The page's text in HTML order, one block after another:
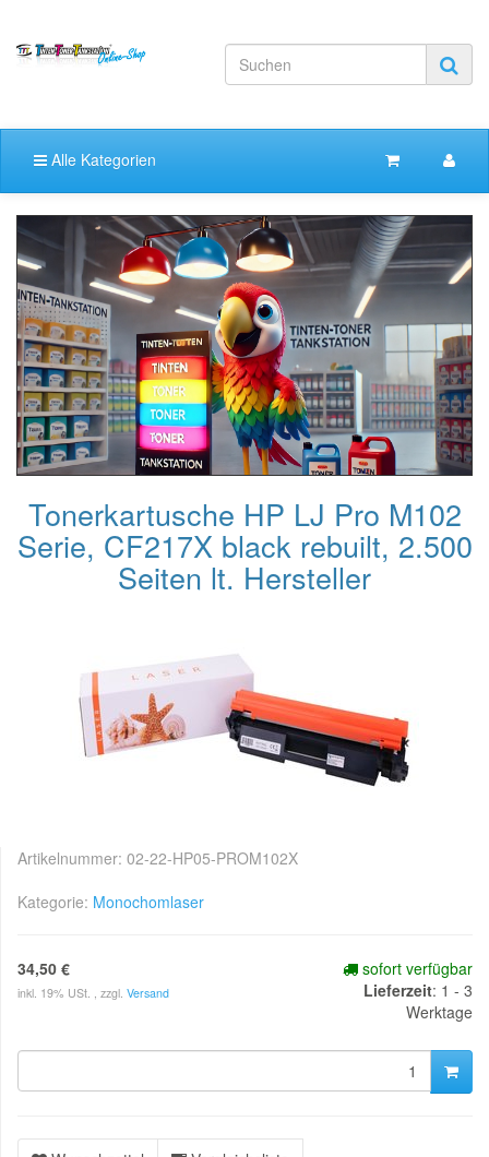
Alle Kategorien
Tonerkartusche HP LJ Pro M102
Serie, CF217X black rebuilt, 2.500
Seiten lt. Hersteller
Artikelnummer: 02-22-HP05-PROM102X
Kategorie: Monochomlaser
34,50 €
inkl. 19% USt. , zzgl. Versand
sofort verfügbar
Lieferzeit: 1 - 3
Werktage